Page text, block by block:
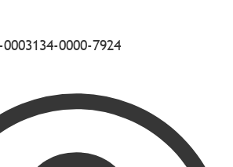
0000-7924